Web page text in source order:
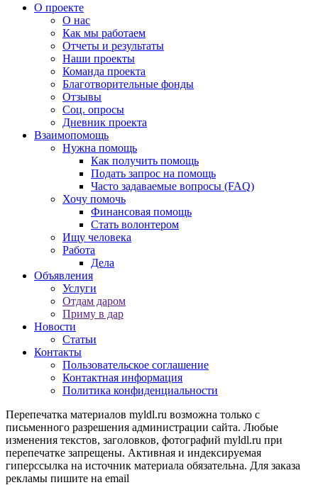
О проекте
О нас
Как мы работаем
Отчеты и результаты
Наши проекты
Команда проекта
Благотворительные фонды
Отзывы
Соц. опросы
Дневник проекта
Взаимопомощь
Нужна помощь
Как получить помощь
Подать запрос на помощь
Часто задаваемые вопросы (FAQ)
Хочу помочь
Финансовая помощь
Стать волонтером
Ищу человека
Работа
Дела
Объявления
Услуги
Отдам даром
Приму в дар
Новости
Статьи
Контакты
Пользовательское соглашение
Контактная информация
Политика конфиденциальности
Перепечатка материалов myldl.ru возможна только с
письменного разрешения администрации сайта. Любые
изменения текстов, заголовков, фотографий myldl.ru при
перепечатке запрещены. Активная и индексируемая
гиперссылка на источник материала обязательна. Для заказа
рекламы пишите на еmail